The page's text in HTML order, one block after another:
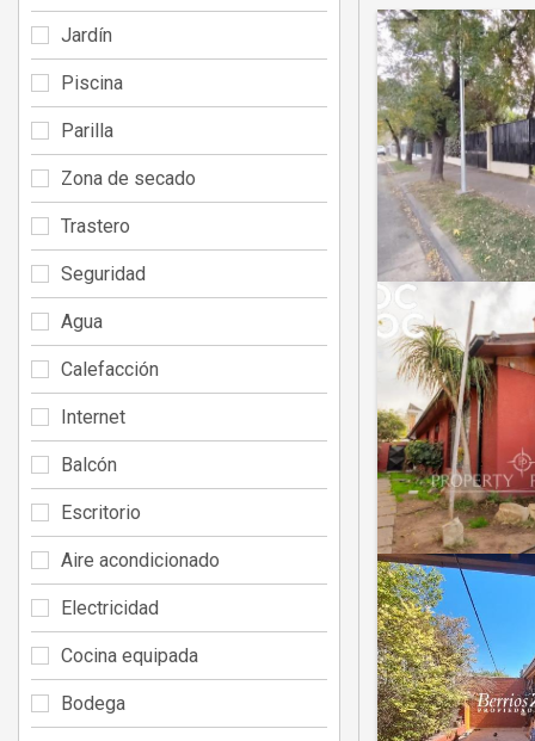
Jardín
Piscina
Parilla
Zona de secado
Trastero
Seguridad
Agua
Calefacción
Internet
Balcón
Escritorio
Aire acondicionado
Electricidad
Cocina equipada
Bodega